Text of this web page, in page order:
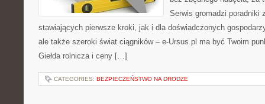
Serwis gromadzi poradniki
stawiających pierwsze kroki, jak i dla doświadczonych
ale także szeroki świat ciągników – e-Ursus.pl ma być Twoim
Giełda rolnicza i ceny […]
CATEGORIES: BEZPIECZEŃSTWO NA DRODZE